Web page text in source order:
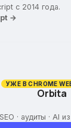
для промо-
блока
блока
блока
с 2014 года.
→
УЖЕ В CHROME
Orbita
SEO · аудиты · AI